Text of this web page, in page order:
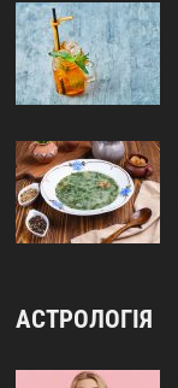
АСТРОЛОГІЯ